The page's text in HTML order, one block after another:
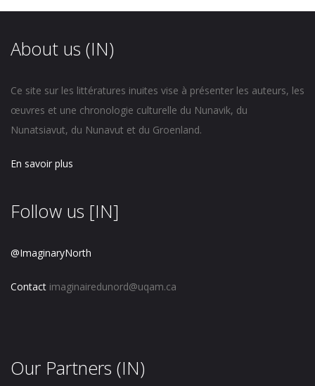
About us (IN)
Ce site sur les littératures inuites vise à présenter les auteurs, les
œuvres et une chronologie culturelle du Nunavik, du
Nunatsiavut, du Nunavut et du Groenland.
En savoir plus
Follow us [IN]
@ImaginaryNorth
Contact imaginairedunord@uqam.ca
Our Partners (IN)